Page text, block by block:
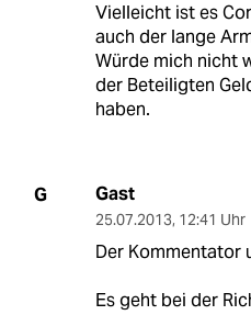
Vielleicht ist es
auch der lange
Würde mich nicht
der Beteiligten
haben.
G Gast
25.07.2013, 12:41 Uhr
Der Kommentator
Es geht bei der